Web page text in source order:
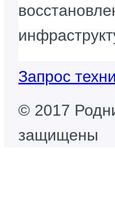
Запрос
© 2017
защищены